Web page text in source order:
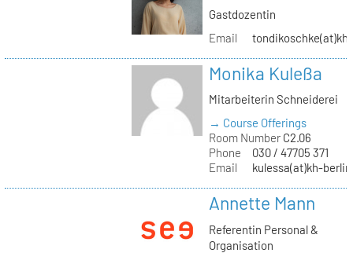
Gastdozentin
Email
Monika Kuleßa
Mitarbeiterin Schneiderei
→ Course Offerings
Room NumberC2.06
Phone
030 / 47705 371
Email
kulessa(at)kh-
Annette Mann
Referentin Personal &
Organisation